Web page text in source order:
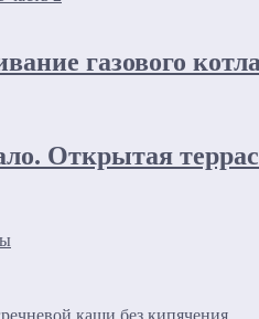
газового
Открытая